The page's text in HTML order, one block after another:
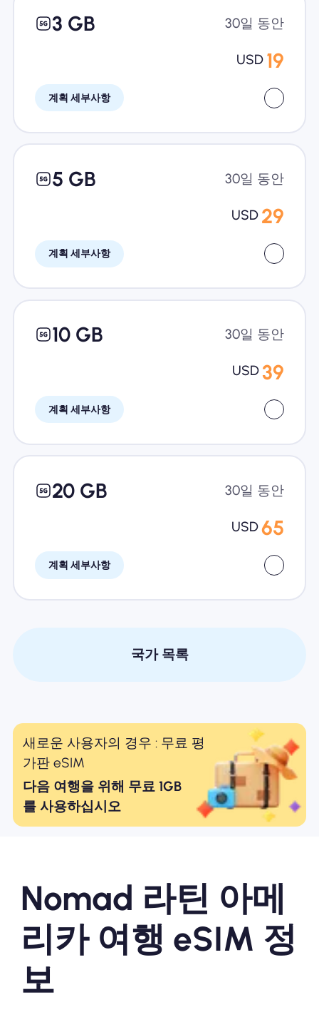
3 GB 30일 동안
USD 19
계획 세부사항
5 GB 30일 동안
USD 29
계획 세부사항
10 GB 30일 동안
USD 39
계획 세부사항
20 GB 30일 동안
USD 65
계획 세부사항
국가 목록
새로운 사용자의 경우 : 무료 평
가판 eSIM
다음 여행을 위해 무료 1GB
를 사용하십시오
Nomad 라틴 아메
리카 여행 eSIM 정
보